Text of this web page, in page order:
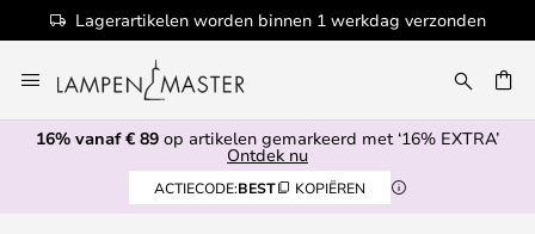
Lagerartikelen worden binnen 1 werkdag verzonden
naar
de
inhoud
16% vanaf € 89 op artikelen gemarkeerd met ‘16% EXTRA’
Ontdek nu
ACTIECODE:BEST KOPIËREN